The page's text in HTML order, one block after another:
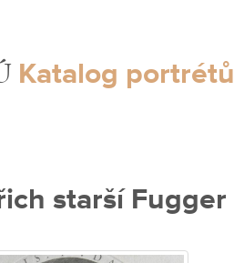
Katalog portrétů
starší Fugger